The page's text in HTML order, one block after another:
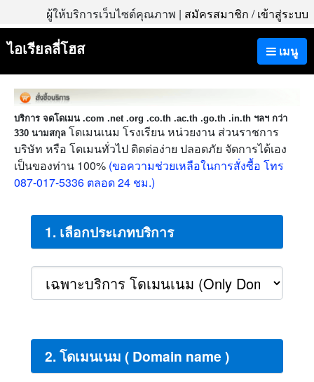
ผู้ให้บริการเว็บไซต์คุณภาพ | สมัครสมาชิก /เข้าสู่ระบบ
เมนู
ไอเรียลลี่โฮส
บริการ จดโดเมน .com .net .org .co.th .ac.th .go.th .in.th ฯลฯ กว่า
330 นามสกุล โดเมนเนม โรงเรียน หน่วยงาน ส่วนราชการ
บริษัท หรือ โดเมนทั่วไป ติดต่อง่าย ปลอดภัย จัดการได้เอง
เป็นของท่าน 100% (ขอความช่วยเหลือในการสั่งซื้อ โทร
087-017-5336 ตลอด 24 ชม.)
1. เลือกประเภทบริการ
2. โดเมนเนม ( Domain name )